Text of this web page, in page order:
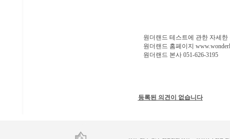
원더랜드 테스트에 관한 자세
원더랜드 홈페이지
원더랜드 본사 051-626-3195
등록된 의견이 없습니다